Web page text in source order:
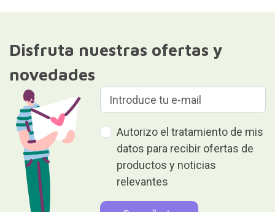
Disfruta nuestras ofertas y
novedades
Autorizo el tratamiento de mis
datos para recibir ofertas de
productos y noticias
relevantes